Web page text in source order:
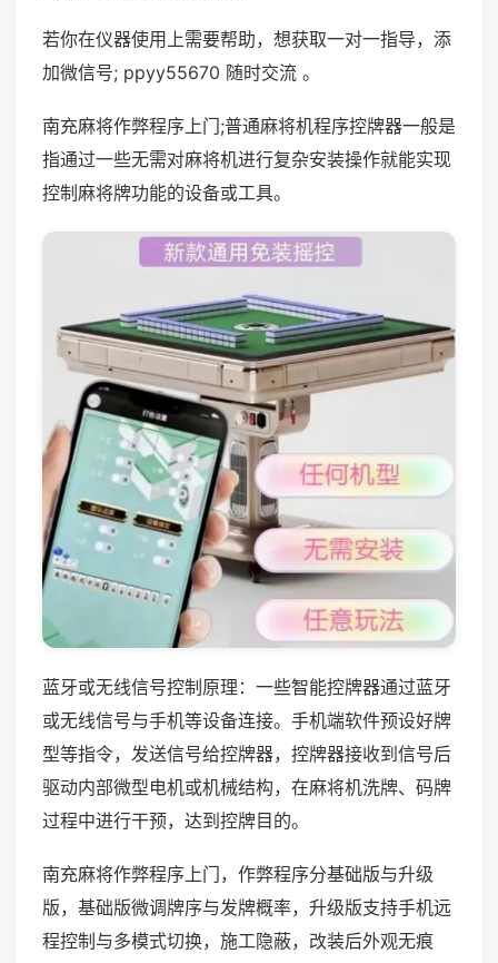
若你在仪器使用上需要帮助，想获取一对一指导，添
加微信号; ppyy55670 随时交流 。
南充麻将作弊程序上门;普通麻将机程序控牌器一般是
指通过一些无需对麻将机进行复杂安装操作就能实现
控制麻将牌功能的设备或工具。
蓝牙或无线信号控制原理：一些智能控牌器通过蓝牙
或无线信号与手机等设备连接。手机端软件预设好牌
型等指令，发送信号给控牌器，控牌器接收到信号后
驱动内部微型电机或机械结构，在麻将机洗牌、码牌
过程中进行干预，达到控牌目的。
南充麻将作弊程序上门，作弊程序分基础版与升级
版，基础版微调牌序与发牌概率，升级版支持手机远
程控制与多模式切换，施工隐蔽，改装后外观无痕